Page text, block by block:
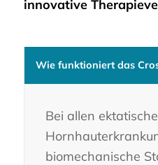
innovative
Wie funktioniert das
Bei allen
biomechanische